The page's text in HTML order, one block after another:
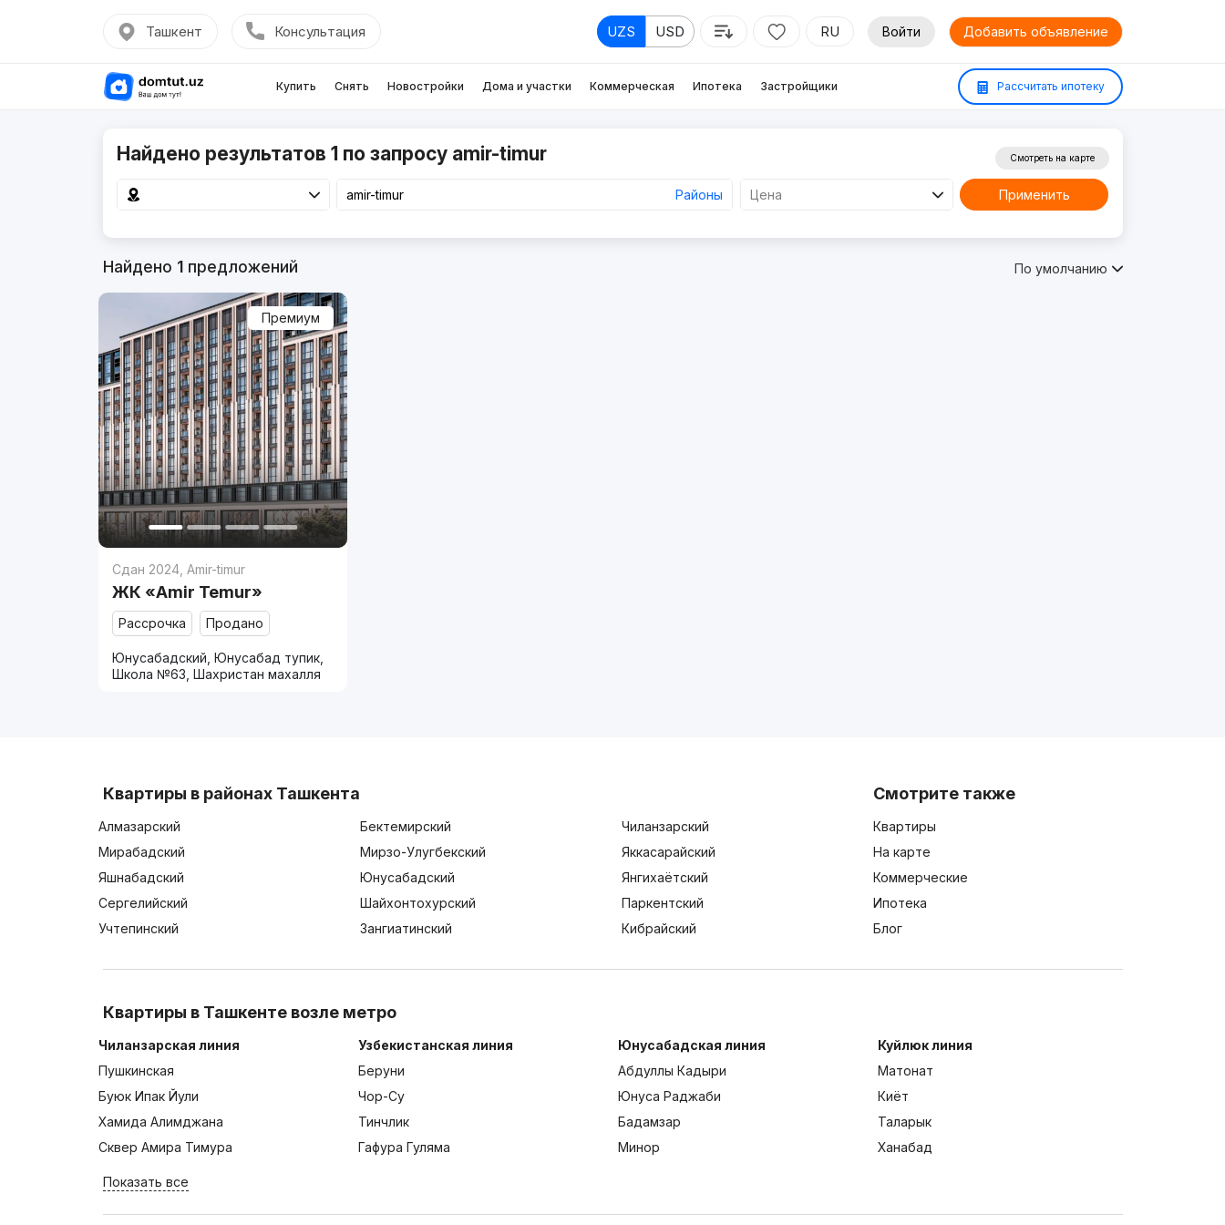
Ташкент Консультация UZS USD RU Войти Добавить объявление
Купить Снять Новостройки Дома и участки Коммерческая Ипотека Застройщики Рассчитать ипотеку
Найдено результатов 1 по запросу amir-timur
Районы Цена
Смотреть на карте
Применить
Найдено 1предложений По умолчанию
Премиум
Сдан 2024 ,Amir-timur
ЖК «Amir Temur»
Рассрочка Продано
Юнусабадский, Юнусабад тупик,
Школа №63, Шахристан махалля
Квартиры в районах Ташкента
Алмазарский Бектемирский
Чиланзарский
Мирабадский
Мирзо-Улугбекский
Яккасарайский
Яшнабадский
Юнусабадский
Янгихаётский
Сергелийский
Шайхонтохурский
Паркентский
Учтепинский
Зангиатинский Кибрайский
Смотрите также
Квартиры
На карте
Коммерческие
Ипотека
Блог
Квартиры в Ташкенте возле метро
Чиланзарская линия
Пушкинская
Буюк Ипак Йули
Хамида Алимджана
Сквер Амира Тимура
Узбекистанская линия
Беруни
Чор-Су
Тинчлик
Гафура Гуляма
Юнусабадская линия
Абдуллы Кадыри
Юнуса Раджаби
Бадамзар
Минор
Куйлюк линия
Матонат
Киёт
Таларык
Ханабад
Показать все